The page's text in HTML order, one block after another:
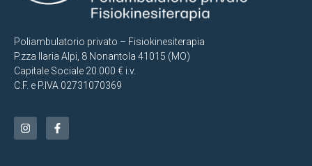
Poliambulatorio privato – Fisiokinesiterapia
P.zza Ilaria Alpi, 8 Nonantola 41015 (MO)
Capitale Sociale 20.000 € i.v.
C.F. e P.IVA 02731070369